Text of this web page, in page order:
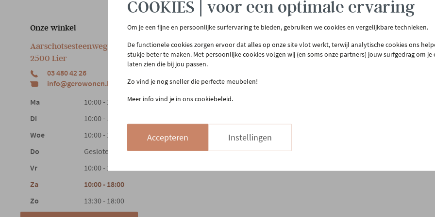
Onze winkel
Aarschotsesteenweg 151
2500 Lier
03 480 42 26
info@gerowonen.be
Ma
10:00 - 18:30
Di
10:00 - 18:30
Woe
10:00 - 18:30
Do
Gesloten
Vr
10:00 - 18:30
Za
10:00 - 18:00
Zo
13:30 - 18:00
Klantenservice
Contact & openingsuren
Bestellen & bezorgen
Laagsteprijsgarantie
Stuur ons een bericht
Meer Gero
Onze winkel
Onze slaapwinkel
COOKIES | voor een optimale ervaring
Om je een fijne en persoonlijke surfervaring te bieden, gebruiken we cookies en vergelijkbare technieken.
De functionele cookies zorgen ervoor dat alles op onze site vlot werkt, terwijl analytische cookies ons
stukje beter te maken. Met persoonlijke cookies volgen wij (en soms onze partners) jouw surfgedrag om
laten zien die bij jou passen.
Zo vind je nog sneller die perfecte meubelen!
Meer info vind je in ons cookiebeleid.
Accepteren Instellingen